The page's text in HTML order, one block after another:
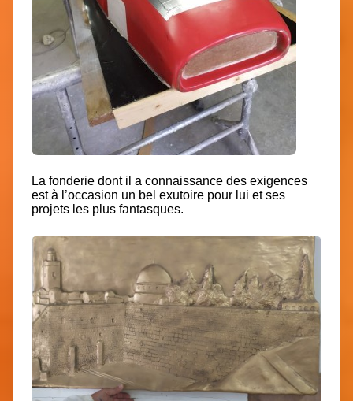
La fonderie dont il a connaissance des exigences
est à l’occasion un bel exutoire pour lui et ses
projets les plus fantasques.